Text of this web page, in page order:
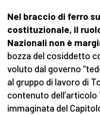
Nel braccio di ferro
costituzionale, il
Nazionali non è
bozza del cosiddetto
voluto dal governo
al gruppo di lavoro di
contenuto dell’articolo
immaginata del